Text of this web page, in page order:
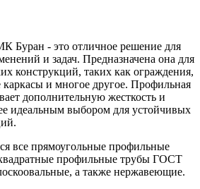
Буран - это отличное решение для
и задач. Предназначена она для
конструкций, таких как ограждения,
каркасы и многое другое. Профильная
дополнительную жесткость и
идеальным выбором для устойчивых
все прямоугольные профильные
профильные трубы ГОСТ
а также нержавеющие.